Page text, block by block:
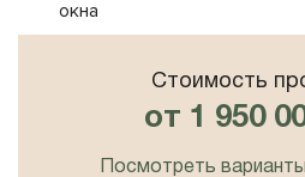
окна
Стоимость
от 1 950
Посмотреть